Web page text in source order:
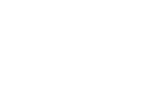
소와 34개의 NMS Stock ATS가 경쟁하는